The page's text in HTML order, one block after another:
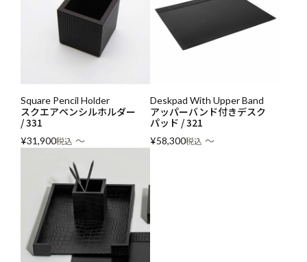
Square Pencil Holder
スクエアペンシルホルダー
/ 331
¥31,900税込 〜
Deskpad With Upper Band
アッパーバンド付きデスク
パッド / 321
¥58,300税込 〜